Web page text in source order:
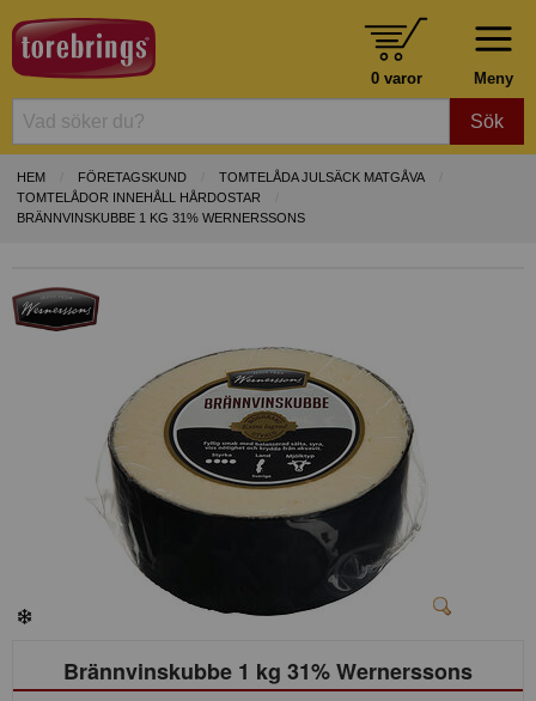
Meny
0 varor
Sök
HEM FÖRETAGSKUND
TOMTELÅDA JULSÄCK MATGÅVA
TOMTELÅDOR INNEHÅLL HÅRDOSTAR
BRÄNNVINSKUBBE 1 KG 31% WERNERSSONS
Brännvinskubbe 1 kg 31% Wernerssons